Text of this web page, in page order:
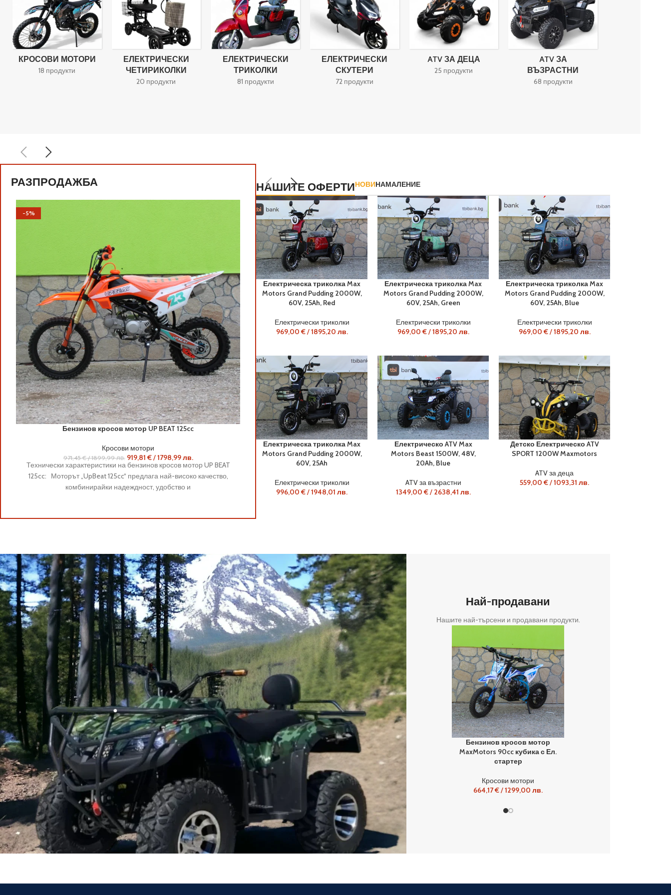
КРОСОВИ МОТОРИ
18 продукти
ЕЛЕКТРИЧЕСКИ
ЧЕТИРИКОЛКИ
20 продукти
ЕЛЕКТРИЧЕСКИ
ТРИКОЛКИ
81 продукти
ЕЛЕКТРИЧЕСКИ
СКУТЕРИ
72 продукти
ATV ЗА ДЕЦА
25 продукти
ATV ЗА
ВЪЗРАСТНИ
68 продукти
РАЗПРОДАЖБА
-5%
Бензинов кросов мотор UP BEAT 125cc
Кросови мотори
971,45€/1899,99лв. 919,81 €/1798,99лв.
Технически характеристики на бензинов кросов мотор UP BEAT
125cc: Моторът „UpBeat 125cc“ предлага най-високо качество,
комбинирайки надеждност, удобство и
-22%
Бензиново ATV „MAXMOTORS“ – SPORT TOURIST
ATV за деца
613,55€/1200,00 лв. 480,00 /938,80лв.
Представяме ви новата генерация детски АТВ-та, които вече са
-5%
Бензиново ATV 500cc 4×4 MaxMotors Kazuma
ATV за възрастни
6544,54
Разполага с уникални LED – фарове, които
видимост
НАШИТЕ ОФЕРТИНОВИНАМАЛЕНИЕ
Електрическа триколка Max
Motors Grand Pudding 2000W,
60V, 25Ah, Red
Електрически триколки
969,00 €/1895,20 лв.
Електрическа триколка Max
Motors Grand Pudding 2000W,
60V, 25Ah, Green
Електрически триколки
969,00 €/1895,20 лв.
Електрическа триколка Max
Motors Grand Pudding 2000W,
60V, 25Ah, Blue
Електрически триколки
969,00 €/1895,20 лв.
Електрическа триколка Max
Motors Grand Pudding 2000W,
60V, 25Ah
Електрически триколки
996,00€/1948,01лв.
Електрическо ATV Max
Motors Beast 1500W, 48V,
20Ah, Blue
ATV за възрастни
1349,00 €/ 2638,41 лв.
Детско Електрическо ATV
SPORT 1200W Maxmotors
ATV за деца
559,00 €/1093,31 лв.
Най-продавани
Нашите най-търсени и продавани продукти.
Бензинов кросов мотор
MaxMotors 90cc кубика с Ел.
стартер
Кросови мотори
664,17€/1299,00лв.